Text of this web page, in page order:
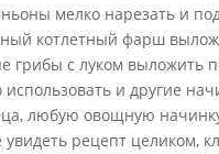
мелко нарезать и
котлетный фарш
грибы с луком выложить
и другие
любую овощную
увидеть рецепт целиком,